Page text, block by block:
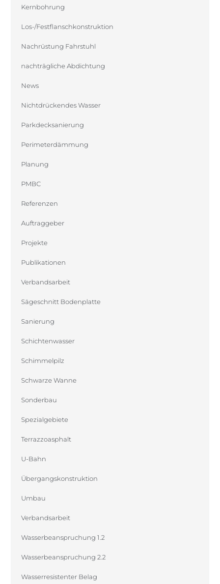
Kernbohrung
Los-/Festflanschkonstruktion
Nachrüstung Fahrstuhl
nachträgliche Abdichtung
News
Nichtdrückendes Wasser
Parkdecksanierung
Perimeterdämmung
Planung
PMBC
Referenzen
Auftraggeber
Projekte
Publikationen
Verbandsarbeit
Sägeschnitt Bodenplatte
Sanierung
Schichtenwasser
Schimmelpilz
Schwarze Wanne
Sonderbau
Spezialgebiete
Terrazzoasphalt
U-Bahn
Übergangskonstruktion
Umbau
Verbandsarbeit
Wasserbeanspruchung 1.2
Wasserbeanspruchung 2.2
Wasserresistenter Belag